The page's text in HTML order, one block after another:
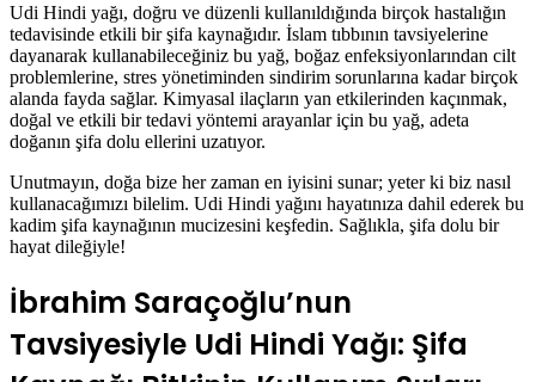
Udi Hindi yağı, doğru ve düzenli kullanıldığında birçok hastalığın
tedavisinde etkili bir şifa kaynağıdır. İslam tıbbının tavsiyelerine
dayanarak kullanabileceğiniz bu yağ, boğaz enfeksiyonlarından cilt
problemlerine, stres yönetiminden sindirim sorunlarına kadar birçok
alanda fayda sağlar. Kimyasal ilaçların yan etkilerinden kaçınmak,
doğal ve etkili bir tedavi yöntemi arayanlar için bu yağ, adeta
doğanın şifa dolu ellerini uzatıyor.
Unutmayın, doğa bize her zaman en iyisini sunar; yeter ki biz nasıl
kullanacağımızı bilelim. Udi Hindi yağını hayatınıza dahil ederek bu
kadim şifa kaynağının mucizesini keşfedin. Sağlıkla, şifa dolu bir
hayat dileğiyle!
İbrahim Saraçoğlu’nun
Tavsiyesiyle Udi Hindi Yağı: Şifa